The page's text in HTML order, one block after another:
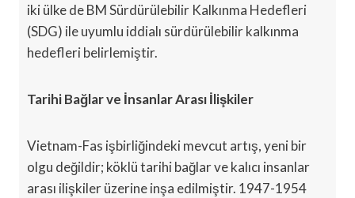
iki ülke de BM Sürdürülebilir Kalkınma Hedefleri
(SDG) ile uyumlu iddialı sürdürülebilir kalkınma
hedefleri belirlemiştir.
Tarihi Bağlar ve İnsanlar Arası İlişkiler
Vietnam-Fas işbirliğindeki mevcut artış, yeni bir
olgu değildir; köklü tarihi bağlar ve kalıcı insanlar
arası ilişkiler üzerine inşa edilmiştir. 1947-1954